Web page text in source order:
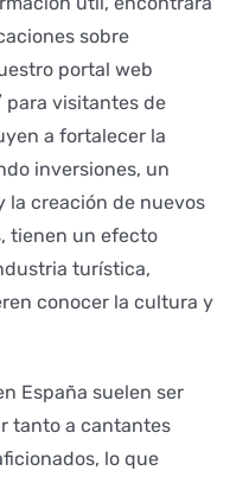
sobre
portal web
para visitantes de
a fortalecer la
inversiones, un
la creación de nuevos
tienen un efecto
turística,
conocer la cultura y
España suelen ser
tanto a cantantes
lo que